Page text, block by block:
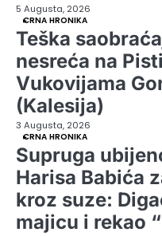
5 Augusta, 2026
CRNA HRONIKA
Teška
nesreća na
Vukovijama
(Kalesija)
3 Augusta, 2026
CRNA HRONIKA
Supruga
Harisa Babića
kroz suze:
majicu i rekao